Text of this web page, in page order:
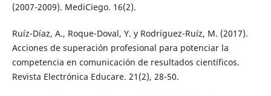
(2007-2009). MediCiego. 16(2).
Ruíz-Díaz, A., Roque-Doval, Y. y Rodríguez-Ruíz, M. (2017).
Acciones de superación profesional para potenciar la
competencia en comunicación de resultados científicos.
Revista Electrónica Educare. 21(2), 28-50.